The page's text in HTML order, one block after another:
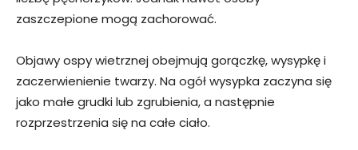
zaszczepione mogą zachorować.
Objawy ospy wietrznej obejmują gorączkę, wysypkę i
zaczerwienienie twarzy. Na ogół wysypka zaczyna się
jako małe grudki lub zgrubienia, a następnie
rozprzestrzenia się na całe ciało.